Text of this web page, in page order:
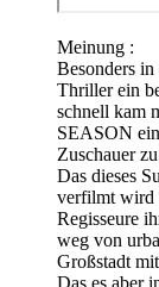
Meinung :
Besonders
Thriller ein
schnell kam
SEASON
Zuschauer
Das dieses
verfilmt wird
Regisseure
weg von
Großstadt
Das es aber